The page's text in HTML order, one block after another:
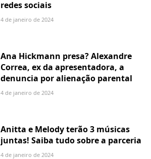
redes sociais
4 de janeiro de 2024
Ana Hickmann presa? Alexandre
Correa, ex da apresentadora, a
denuncia por alienação parental
4 de janeiro de 2024
Anitta e Melody terão 3 músicas
juntas! Saiba tudo sobre a parceria
4 de janeiro de 2024